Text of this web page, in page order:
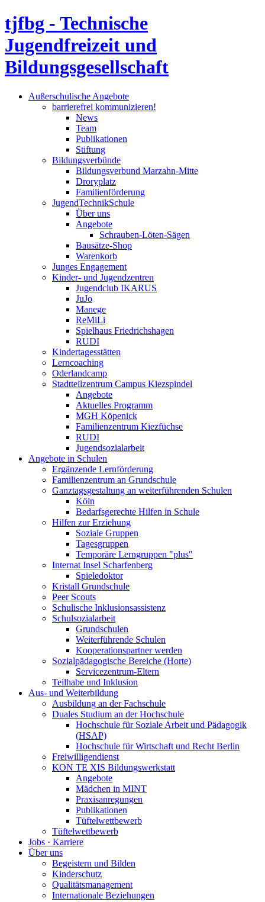
tjfbg - Technische
Jugendfreizeit und
Bildungsgesellschaft
Außerschulische Angebote
barrierefrei kommunizieren!
News
Team
Publikationen
Stiftung
Bildungsverbünde
Bildungsverbund Marzahn-Mitte
Droryplatz
Familienförderung
JugendTechnikSchule
Über uns
Angebote
Schrauben-Löten-Sägen
Bausätze-Shop
Warenkorb
Junges Engagement
Kinder- und Jugendzentren
Jugendclub IKARUS
JuJo
Manege
ReMiLi
Spielhaus Friedrichshagen
RUDI
Kindertagesstätten
Lerncoaching
Oderlandcamp
Stadtteilzentrum Campus Kiezspindel
Angebote
Aktuelles Programm
MGH Köpenick
Familienzentrum Kiezfüchse
RUDI
Jugendsozialarbeit
Angebote in Schulen
Ergänzende Lernförderung
Familienzentrum an Grundschule
Ganztagsgestaltung an weiterführenden Schulen
Köln
Bedarfsgerechte Hilfen in Schule
Hilfen zur Erziehung
Soziale Gruppen
Tagesgruppen
Temporäre Lerngruppen "plus"
Internat Insel Scharfenberg
Spieledoktor
Kristall Grundschule
Peer Scouts
Schulische Inklusionsassistenz
Schulsozialarbeit
Grundschulen
Weiterführende Schulen
Kooperationspartner werden
Sozialpädagogische Bereiche (Horte)
Servicezentrum-Eltern
Teilhabe und Inklusion
Aus- und Weiterbildung
Ausbildung an der Fachschule
Duales Studium an der Hochschule
Hochschule für Soziale Arbeit und Pädagogik
(HSAP)
Hochschule für Wirtschaft und Recht Berlin
Freiwilligendienst
KON TE XIS Bildungswerkstatt
Angebote
Mädchen in MINT
Praxisanregungen
Publikationen
Tüftelwettbewerb
Tüftelwettbewerb
Jobs · Karriere
Über uns
Begeistern und Bilden
Kinderschutz
Qualitätsmanagement
Internationale Beziehungen